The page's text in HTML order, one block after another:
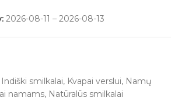
2026-08-11 – 2026-08-13
Indiški smilkalai, Kvapai verslui, Namų
namams, Natūralūs smilkalai